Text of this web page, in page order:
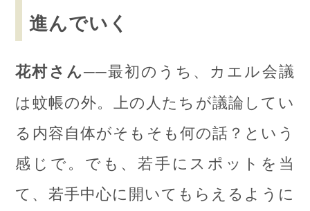
進んでいく
花村さん──最初のうち、カエル会議
は蚊帳の外。上の人たちが議論してい
る内容自体がそもそも何の話？という
感じで。でも、若手にスポットを当
て、若手中心に開いてもらえるように